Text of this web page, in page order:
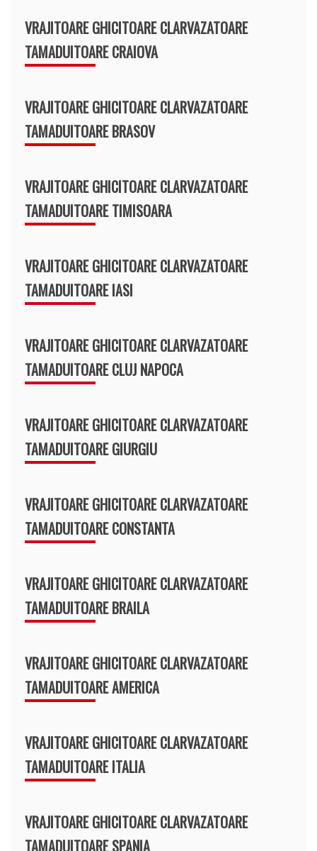
VRAJITOARE GHICITOARE CLARVAZATOARE
TAMADUITOARE CRAIOVA
VRAJITOARE GHICITOARE CLARVAZATOARE
TAMADUITOARE BRASOV
VRAJITOARE GHICITOARE CLARVAZATOARE
TAMADUITOARE TIMISOARA
VRAJITOARE GHICITOARE CLARVAZATOARE
TAMADUITOARE IASI
VRAJITOARE GHICITOARE CLARVAZATOARE
TAMADUITOARE CLUJ NAPOCA
VRAJITOARE GHICITOARE CLARVAZATOARE
TAMADUITOARE GIURGIU
VRAJITOARE GHICITOARE CLARVAZATOARE
TAMADUITOARE CONSTANTA
VRAJITOARE GHICITOARE CLARVAZATOARE
TAMADUITOARE BRAILA
VRAJITOARE GHICITOARE CLARVAZATOARE
TAMADUITOARE AMERICA
VRAJITOARE GHICITOARE CLARVAZATOARE
TAMADUITOARE ITALIA
VRAJITOARE GHICITOARE CLARVAZATOARE
TAMADUITOARE SPANIA